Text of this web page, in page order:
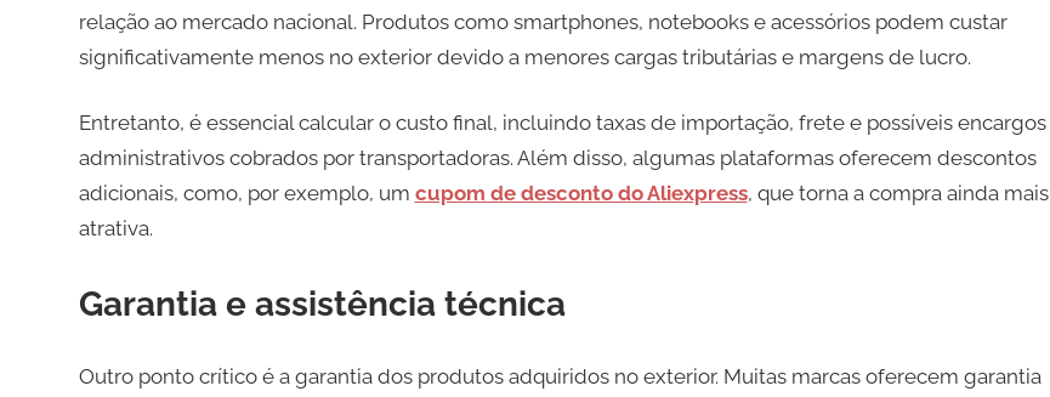
relação ao mercado nacional. Produtos como smartphones, notebooks e acessórios podem custar
significativamente menos no exterior devido a menores cargas tributárias e margens de lucro.
Entretanto, é essencial calcular o custo final, incluindo taxas de importação, frete e possíveis encargos
administrativos cobrados por transportadoras. Além disso, algumas plataformas oferecem descontos
adicionais, como, por exemplo, um cupom de desconto do Aliexpress, que torna a compra ainda mais
atrativa.
Garantia e assistência técnica
Outro ponto crítico é a garantia dos produtos adquiridos no exterior. Muitas marcas oferecem garantia